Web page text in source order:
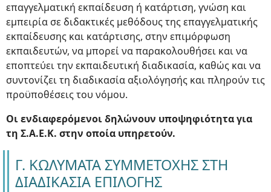
επαγγελματική εκπαίδευση ή κατάρτιση, γνώση και
εμπειρία σε διδακτικές μεθόδους της επαγγελματικής
εκπαίδευσης και κατάρτισης, στην επιμόρφωση
εκπαιδευτών, να μπορεί να παρακολουθήσει και να
εποπτεύει την εκπαιδευτική διαδικασία, καθώς και να
συντονίζει τη διαδικασία αξιολόγησής και πληρούν τις
προϋποθέσεις του νόμου.
Οι ενδιαφερόμενοι δηλώνουν υποψηφιότητα για
τη Σ.Α.Ε.Κ. στην οποία υπηρετούν.
Γ. ΚΩΛΥΜΑΤΑ ΣΥΜΜΕΤΟΧΗΣ ΣΤΗ
ΔΙΑΔΙΚΑΣΙΑ ΕΠΙΛΟΓΗΣ